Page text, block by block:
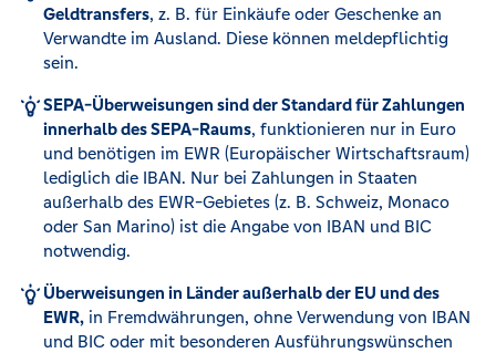
Geldtransfers, z. B. für Einkäufe oder Geschenke an
Verwandte im Ausland. Diese können meldepflichtig
sein.
SEPA-Überweisungen sind der Standard für Zahlungen
innerhalb des SEPA-Raums, funktionieren nur in Euro
und benötigen im EWR (Europäischer Wirtschaftsraum)
lediglich die IBAN. Nur bei Zahlungen in Staaten
außerhalb des EWR-Gebietes (z. B. Schweiz, Monaco
oder San Marino) ist die Angabe von IBAN und BIC
notwendig.
Überweisungen in Länder außerhalb der EU und des
EWR,in Fremdwährungen, ohne Verwendung von IBAN
und BIC oder mit besonderen Ausführungswünschen